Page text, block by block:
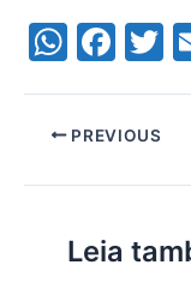
W
at
s
A
p
p
F
c
e
b
o
o
T
PREVIOUS
Leia